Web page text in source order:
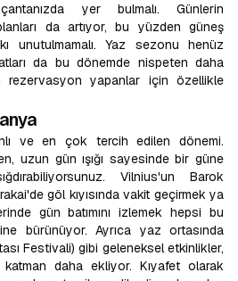
yer bulmalı. Günlerin
da artıyor, bu yüzden güneş
unutulmamalı. Yaz sezonu henüz
da bu dönemde nispeten daha
rezervasyon yapanlar için özellikle
ve en çok tercih edilen dönemi.
uzun gün ışığı sayesinde bir güne
Vilnius'un Barok
göl kıyısında vakit geçirmek ya
gün batımını izlemek hepsi bu
bürünüyor. Ayrıca yaz ortasında
Festivali) gibi geleneksel etkinlikler,
daha ekliyor. Kıyafet olarak